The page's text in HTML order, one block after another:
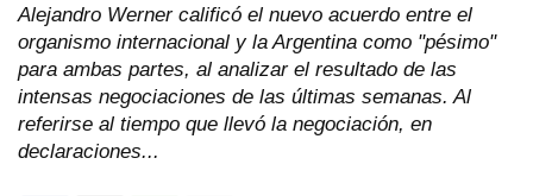
Alejandro Werner calificó el nuevo acuerdo entre el
organismo internacional y la Argentina como "pésimo"
para ambas partes, al analizar el resultado de las
intensas negociaciones de las últimas semanas. Al
referirse al tiempo que llevó la negociación, en
declaraciones...